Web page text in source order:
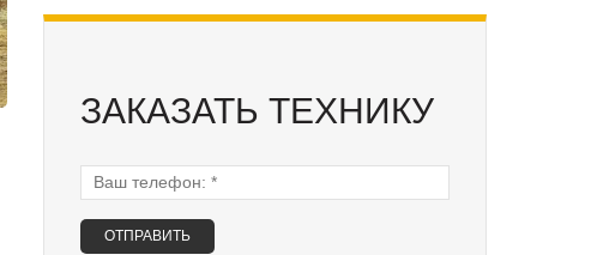
ЗАКАЗАТЬ ТЕХНИКУ
Ваш телефон: